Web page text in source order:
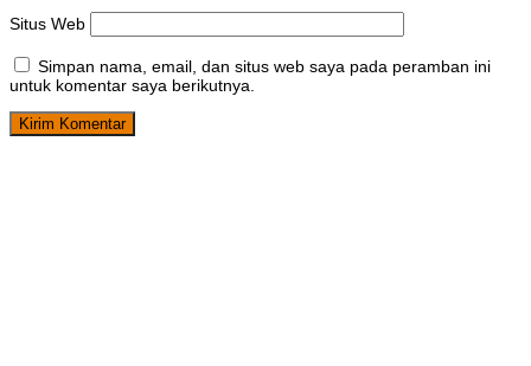
Situs Web
Simpan nama, email, dan situs web saya pada peramban ini
untuk komentar saya berikutnya.